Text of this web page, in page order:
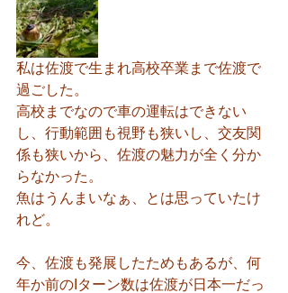
私は佐渡で生まれ高校卒業まで佐渡で
過ごした。
高校までなので車の運転はできない
し、行動範囲も視野も狭いし、交友関
係も狭いから、佐渡の魅力が全く分か
らなかった。
魚はうんまいなぁ、とは思っていたけ
れど。
今、佐渡も発展したためもあるが、何
年か前のIターン数は佐渡が日本一だっ